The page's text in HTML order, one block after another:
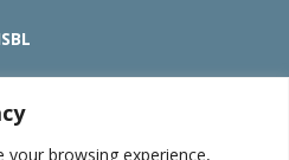
your browsing experience,